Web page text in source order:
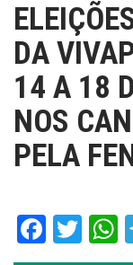
DA
14 A 18
NOS
PELA